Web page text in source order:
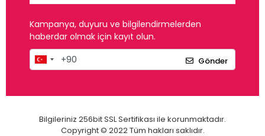
Kampanya, duyuru ve bilgilendirmelerden
haberdar olmak için kayıt olun.
Gönder
Bilgileriniz 256bit SSL Sertifikası ile korunmaktadır.
Copyright © 2022 Tüm hakları saklıdır.